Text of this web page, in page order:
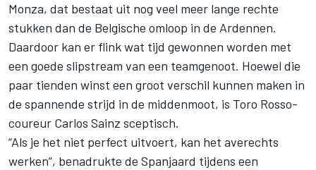
Monza, dat bestaat uit nog veel meer lange rechte
stukken dan de Belgische omloop in de Ardennen.
Daardoor kan er flink wat tijd gewonnen worden met
een goede slipstream van een teamgenoot. Hoewel die
paar tienden winst een groot verschil kunnen maken in
de spannende strijd in de middenmoot, is Toro Rosso-
coureur Carlos Sainz sceptisch.
“Als je het niet perfect uitvoert, kan het averechts
werken”, benadrukte de Spanjaard tijdens een